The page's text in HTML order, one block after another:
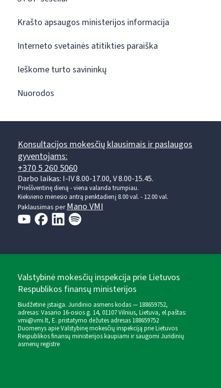
Krašto apsaugos ministerijos informacija
Interneto svetainės atitikties paraiška
Ieškome turto savininkų
Nuorodos
Konsultacijos mokesčių klausimais ir paslaugos
gyventojams:
+370 5 260 5060
Darbo laikas: I-IV 8.00-17.00, V 8.00-15.45.
Prieššventinę dieną - viena valanda trumpiau.
Kiekvieno mėnesio antrą penktadienį 8.00 val. - 12.00 val.
Paklausimas perMano VMI
Valstybinė mokesčių inspekcija prie Lietuvos
Respublikos finansų ministerijos
Biudžetinė įstaiga. Juridinio asmens kodas — 188659752,
adresas: Vasario 16-osios g. 14, 01107 Vilnius, Lietuva, el.paštas:
vmi@vmi.lt, E. pristatymo dėžutės adresas 188659752
Duomenys apie Valstybinę mokesčių inspekciją prie Lietuvos
Respublikos finansų ministerijos kaupiami ir saugomi Juridinių
asmenų registre